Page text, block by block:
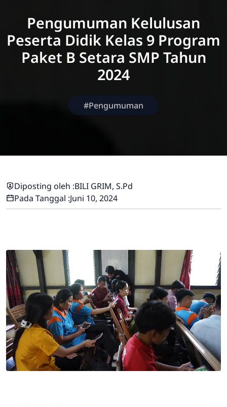
Pengumuman Kelulusan
Peserta Didik Kelas 9 Program
Paket B Setara SMP Tahun
2024
#Pengumuman
Diposting oleh :BILI GRIM, S.Pd
Pada Tanggal :Juni 10, 2024